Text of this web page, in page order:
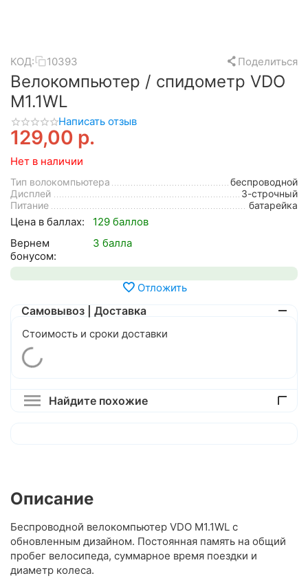
КОД: 10393 Поделиться
Велокомпьютер / спидометр VDO
M1.1WL
Написать отзыв
129,00 р.
Нет в наличии
Тип волокомпьютера
беспроводной
Дисплей
3-строчный
Питание
батарейка
Цена в баллах:
129 баллов
Вернем
бонусом:
3 балла
Отложить
Самовывоз | Доставка
Стоимость и сроки доставки
Найдите похожие
Описание
Беспроводной велокомпьютер VDO M1.1WL с
обновленным дизайном. Постоянная память на общий
пробег велосипеда, суммарное время поездки и
диаметр колеса.